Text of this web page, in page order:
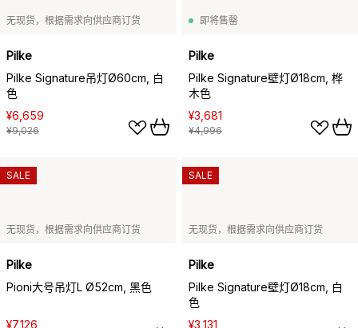
无现货，根据需求向供应商订货
Pilke
Pilke Signature吊灯Ø60cm, 白
色
¥6,659
¥9,026
即将售罄
Pilke
Pilke Signature壁灯Ø18cm, 桦
木色
¥3,681
¥4,996
无现货，根据需求向供应商订货
Pilke
Pioni大号吊灯L Ø52cm, 黑色
¥7,126
SALE
无现货，根据需求向供应商订货
Pilke
Pilke Signature壁灯Ø18cm, 白
色
¥3,131
SALE